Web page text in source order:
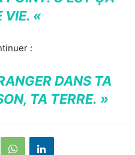
VIE. «
:
DANS TA
TA TERRE. »